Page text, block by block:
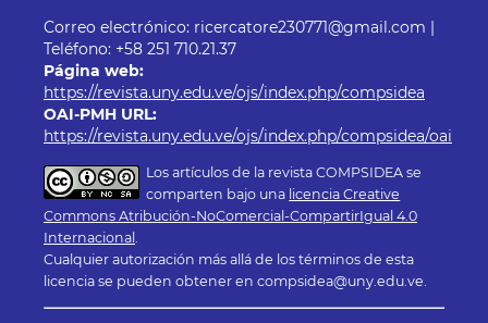
Correo electrónico: ricercatore230771@gmail.com |
Teléfono: +58 251 710.21.37
Página web:
https://revista.uny.edu.ve/ojs/index.php/compsidea
OAI-PMH URL:
https://revista.uny.edu.ve/ojs/index.php/compsidea/oai
Los artículos de la revista COMPSIDEA se
comparten bajo una licencia Creative
Commons Atribución-NoComercial-CompartirIgual 4.0
Internacional .
Cualquier autorización más allá de los términos de esta
licencia se pueden obtener en compsidea@uny.edu.ve.